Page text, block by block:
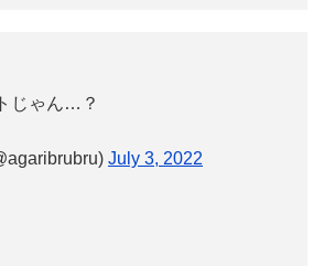
じゃん…？
July 3, 2022